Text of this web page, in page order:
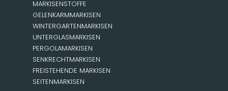
MARKISENSTOFFE
GELENKARMMARKISEN
WINTERGARTENMARKISEN
UNTERGLASMARKISEN
PERGOLAMARKISEN
SENKRECHTMARKISEN
FREISTEHENDE MARKISEN
SEITENMARKISEN